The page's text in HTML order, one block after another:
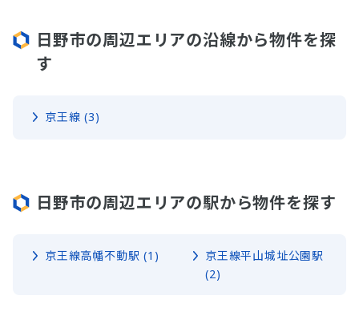
日野市の周辺エリアの沿線から物件を探
す
京王線 (3)
日野市の周辺エリアの駅から物件を探す
京王線高幡不動駅 (1)
京王線平山城址公園駅
(2)